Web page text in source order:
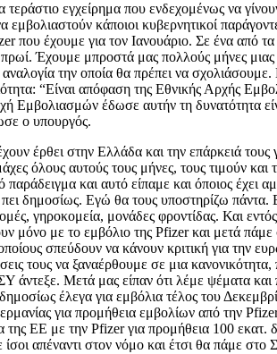
εγχείρημα που ενδεχομένως να
κάποιοι κυβερνητικοί
που έχουμε για τον Ιανουάριο. Σε ένα
Έχουμε μπροστά μας πολλούς μήνες
την οποία θα πρέπει να
“Είναι απόφαση της Εθνικής Αρχής
Εμβολιασμών έδωσε αυτήν τη δυνατότητα
ο υπουργός.
έρθει στην Ελλάδα και την επάρκειά
όλους αυτούς τους μήνες, τους τιμούν
και αυτό είπαμε και όποιος έχει
δημοσίως. Εγώ θα τους υποστηρίζω
γηροκομεία, μονάδες φροντίδας. Και
μόνο με το εμβόλιο της Pfizer και μετά
σπεύδουν να κάνουν κριτική για την
τους να ξαναέρθουμε σε μια
Μετά μας είπαν ότι λέμε ψέματα
έλεγα για εμβόλια τέλος του
για προμήθεια εμβολίων από την
ΕΕ με την Pfizer για προμήθεια 100
απέναντι στον νόμο και έτσι θα πάμε στο